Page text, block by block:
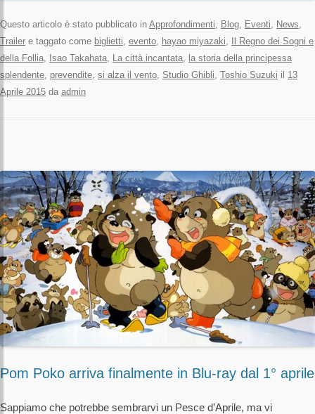
Questo articolo è stato pubblicato in Approfondimenti, Blog, Eventi, News,
Trailer e taggato come biglietti, evento, hayao miyazaki,
Il Regno dei Sogni e
della Follia, Isao Takahata, La città incantata, la storia della principessa
splendente, prevendite, si alza il vento, Studio Ghibli, Toshio Suzuki il 13
Aprile 2015 da admin
Pom Poko arriva finalmente in Blu-ray dal 1° aprile
Sappiamo che potrebbe sembrarvi un Pesce d’Aprile, ma vi